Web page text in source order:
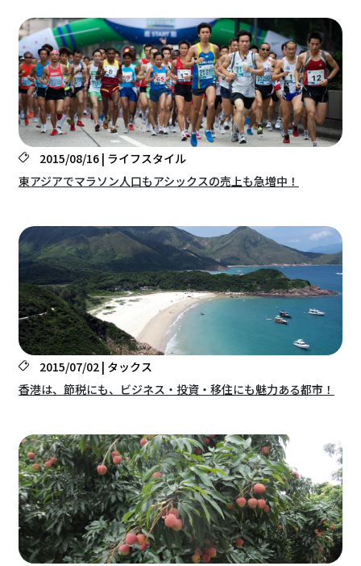
2015/08/16 | ライフスタイル
東アジアでマラソン人口もアシックスの売上も急増中！
2015/07/02 | タックス
香港は、節税にも、ビジネス・投資・移住にも魅力ある都市！